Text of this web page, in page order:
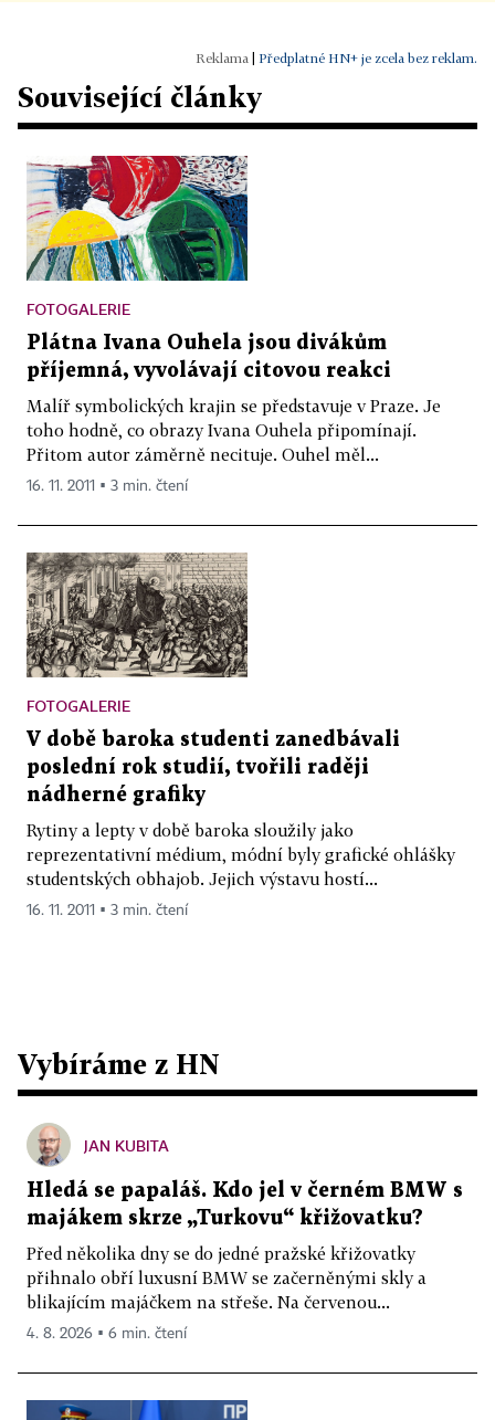
Předplatné HN+ je zcela bez reklam.
Související články
FOTOGALERIE
Plátna Ivana Ouhela jsou divákům
příjemná, vyvolávají citovou reakci
Malíř symbolických krajin se představuje v Praze. Je
toho hodně, co obrazy Ivana Ouhela připomínají.
Přitom autor záměrně necituje. Ouhel měl...
16. 11. 2011 ▪ 3 min. čtení
FOTOGALERIE
V době baroka studenti zanedbávali
poslední rok studií, tvořili raději
nádherné grafiky
Rytiny a lepty v době baroka sloužily jako
reprezentativní médium, módní byly grafické ohlášky
studentských obhajob. Jejich výstavu hostí...
16. 11. 2011 ▪ 3 min. čtení
Vybíráme z HN
JAN KUBITA
Hledá se papaláš. Kdo jel v černém BMW s
majákem skrze „Turkovu“ křižovatku?
Před několika dny se do jedné pražské křižovatky
přihnalo obří luxusní BMW se začerněnými skly a
blikajícím majáčkem na střeše. Na červenou...
4. 8. 2026 ▪ 6 min. čtení